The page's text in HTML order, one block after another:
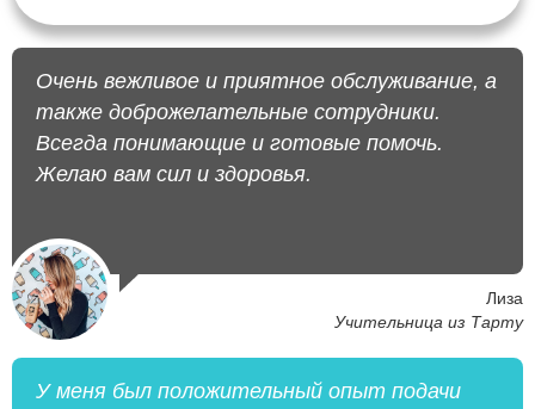
Очень вежливое и приятное обслуживание, а
также доброжелательные сотрудники.
Всегда понимающие и готовые помочь.
Желаю вам сил и здоровья.
Лиза
Учительница из Тарту
У меня был положительный опыт подачи